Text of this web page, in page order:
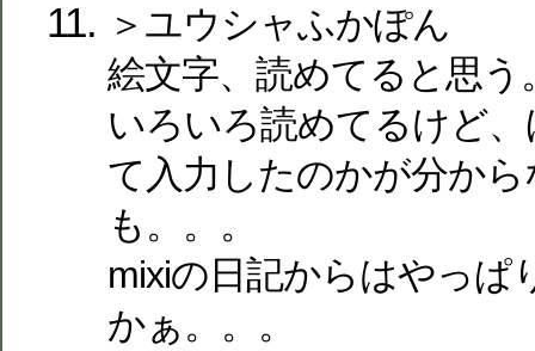
＞ユウシャふかぽん
絵文字、読めてると思う
いろいろ読めてるけど
て入力したのかが分か
も。。。
mixiの日記からはやっぱ
かぁ。。。